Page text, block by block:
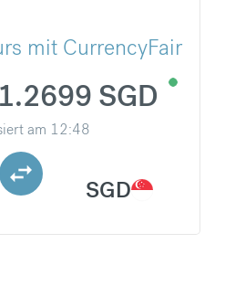
mit CurrencyFair
SGD
am 12:48
SGD